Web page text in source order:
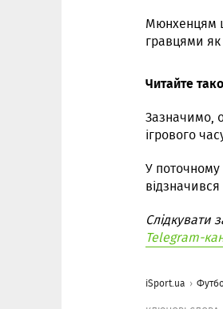
Мюнхенцям
гравцями
Читайте
Зазначимо,
ігрового
У поточному
Слідкувати
Telegram-
iSport.ua